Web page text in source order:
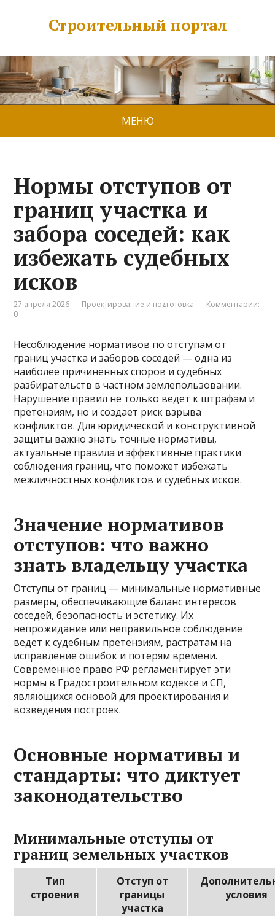
Строительный портал
МЕНЮ
Нормы отступов от
границ участка и
забора соседей: как
избежать судебных
исков
27 апреля 2026 Проектирование и подготовка
Комментарии:
0
Несоблюдение нормативов по отступам от
границ участка и заборов соседей — одна из
наиболее причинённых споров и судебных
разбирательств в частном землепользовании.
Нарушение правил не только ведет к штрафам и
претензиям, но и создает риск взрыва
конфликтов. Для юридической и конструктивной
защиты важно знать точные нормативы,
актуальные правила и эффективные практики
соблюдения границ, что поможет избежать
межличностных конфликтов и судебных исков.
Значение нормативов
отступов: что важно
знать владельцу участка
Отступы от границ — минимальные нормативные
размеры, обеспечивающие баланс интересов
соседей, безопасность и эстетику. Их
непрожидание или неправильное соблюдение
ведет к судебным претензиям, растратам на
исправление ошибок и потерям времени.
Современное право РФ регламентирует эти
нормы в Градостроительном кодексе и СП,
являющихся основой для проектирования и
возведения построек.
Основные нормативы и
стандарты: что диктует
законодательство
Минимальные отступы от
границ земельных участков
Тип
строения
Отступ от
границы
участка
условия